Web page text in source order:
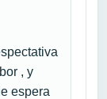
, y
espera